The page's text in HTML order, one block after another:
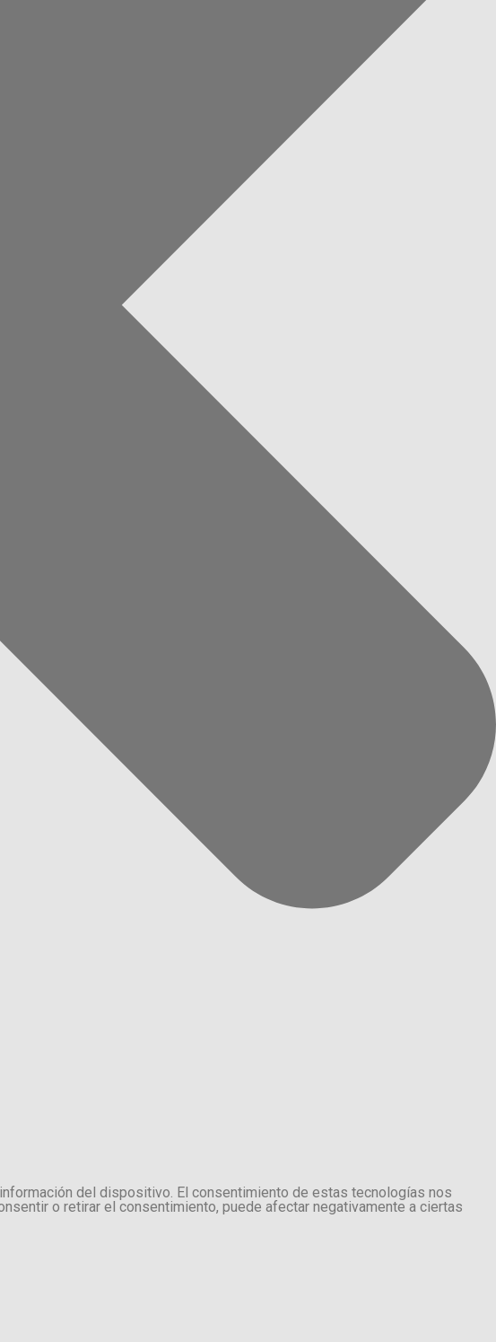
del dispositivo. El consentimiento de estas tecnologías nos
o retirar el consentimiento, puede afectar negativamente a ciertas